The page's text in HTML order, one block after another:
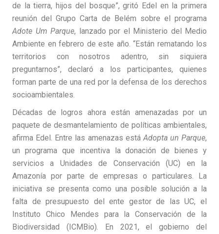
de la tierra, hijos del bosque”, gritó Edel en la primera
reunión del Grupo Carta de Belém sobre el programa
Adote Um Parque, lanzado por el Ministerio del Medio
Ambiente en febrero de este año. “Están rematando los
territorios con nosotros adentro, sin siquiera
preguntarnos”, declaró a los participantes, quienes
forman parte de una red por la defensa de los derechos
socioambientales.
Décadas de logros ahora están amenazadas por un
paquete de desmantelamiento de políticas ambientales,
afirma Edel. Entre las amenazas está Adopta un Parque,
un programa que incentiva la donación de bienes y
servicios a Unidades de Conservación (UC) en la
Amazonía por parte de empresas o particulares. La
iniciativa se presenta como una posible solución a la
falta de presupuesto del ente gestor de las UC, el
Instituto Chico Mendes para la Conservación de la
Biodiversidad (ICMBio). En 2021, el gobierno del